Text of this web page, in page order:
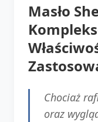
Masło
Chociaż
oraz